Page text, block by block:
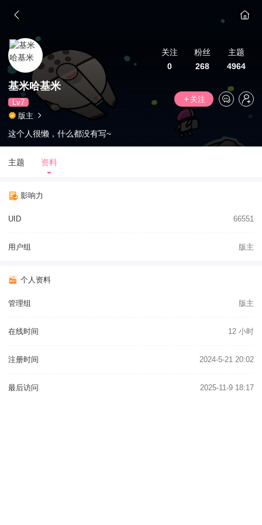
关注
0
粉丝
268
主题
4964
基米哈基米
Lv7
关注
版主
这个人很懒，什么都没有写~
主题 资料
影响力
UID 66551
用户组 版主
个人资料
管理组 版主
在线时间 12 小时
注册时间 2024-5-21 20:02
最后访问 2025-11-9 18:17